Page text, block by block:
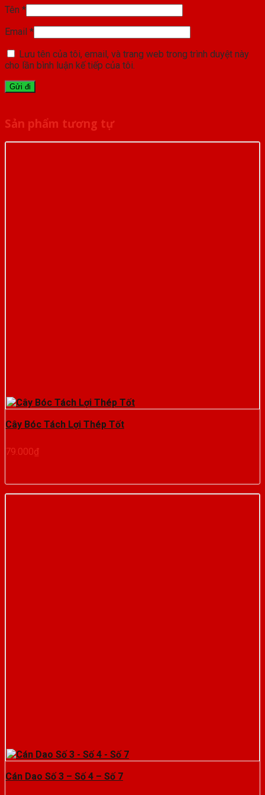
Tên *
Email *
Lưu tên của tôi, email, và trang web trong trình duyệt này
cho lần bình luận kế tiếp của tôi.
Sản phẩm tương tự
Cây Bóc Tách Lợi Thép Tốt
79.000₫
Cán Dao Số 3 – Số 4 – Số 7